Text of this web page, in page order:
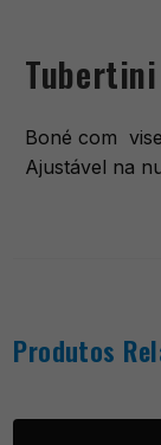
Tubertini
Boné com
Ajustável na
Produtos